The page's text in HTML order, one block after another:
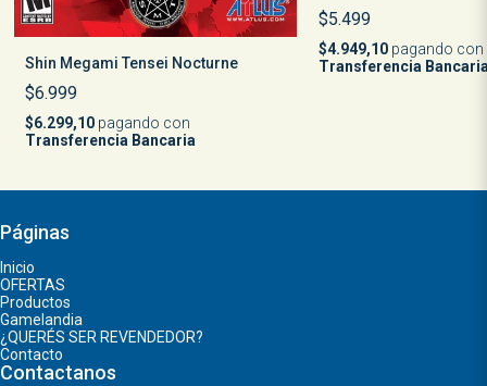
Shin Megami Tensei Nocturne
$6.999
$6.299,10pagando con
Transferencia Bancaria
$5.499
$4.949,10 pagando con
Transferencia
Páginas
Inicio
OFERTAS
Productos
Gamelandia
¿QUERÉS SER REVENDEDOR?
Contacto
Contactanos